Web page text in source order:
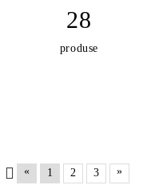
28
produse
« 1 2 3 »